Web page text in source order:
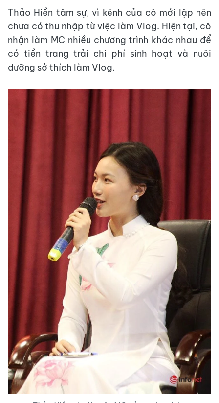
Thảo Hiền tâm sự, vì kênh của cô mới lập nên
chưa có thu nhập từ việc làm Vlog. Hiện tại, cô
nhận làm MC nhiều chương trình khác nhau để
có tiền trang trải chi phí sinh hoạt và nuôi
dưỡng sở thích làm Vlog.